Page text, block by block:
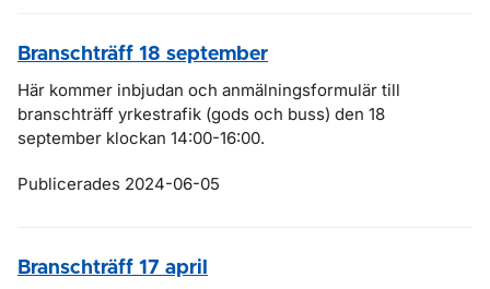
Branschträff 18 september
Här kommer inbjudan och anmälningsformulär till
branschträff yrkestrafik (gods och buss) den 18
september klockan 14:00-16:00.
Publicerades 2024-06-05
Branschträff 17 april